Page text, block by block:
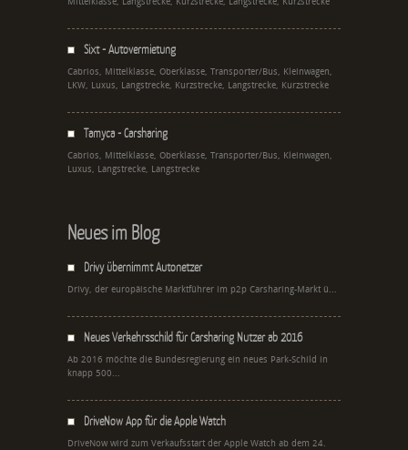
Sixt - Autovermietung
Cabrios, Mittelklasse, Oberklasse, Transporter/Bus, Kleinwagen,
LKW, Luxus, Langstrecke, Kurzstrecke, Langstrecke, Kurzstrecke
Tamyca - Carsharing
Cabrios, Mittelklasse, Oberklasse, Transporter/Bus, Kleinwagen,
Luxus, Langstrecke, Langstrecke
Neues im Blog
Drivy übernimmt Autonetzer
Drivy, der europäische Marktführer im p2p Carsharing-Markt ü...
Neues Verkehrsschild für Carsharing Nutzer ab 2016
Ab 2016 möchte die Bundesregierung ein neues Park-Schild in
knapp 500...
DriveNow App für die Apple Watch
DriveNow wird zum Verkaufsstart der Apple Watch ab dem 24.